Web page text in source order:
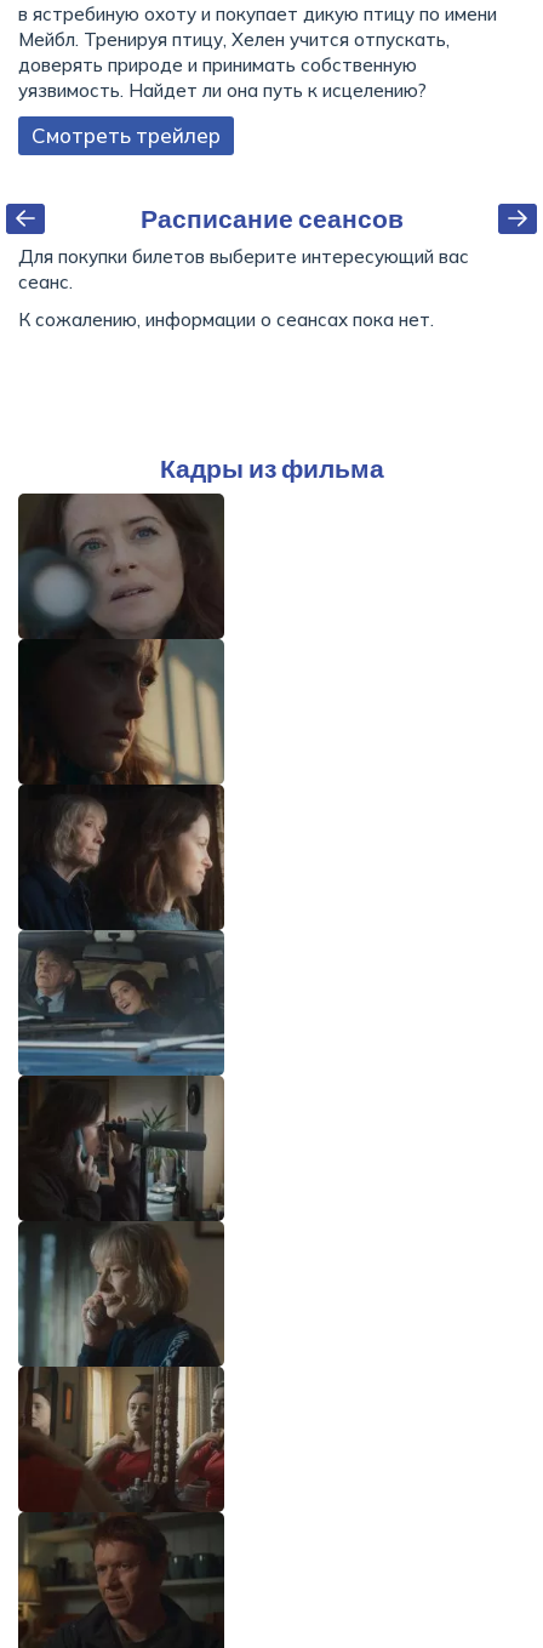
в ястребиную охоту и покупает дикую птицу по имени
Мейбл. Тренируя птицу, Хелен учится отпускать,
доверять природе и принимать собственную
уязвимость. Найдет ли она путь к исцелению?
Смотреть трейлер
Расписание сеансов
Для покупки билетов выберите интересующий вас
сеанс.
К сожалению, информации о сеансах пока нет.
Кадры из фильма